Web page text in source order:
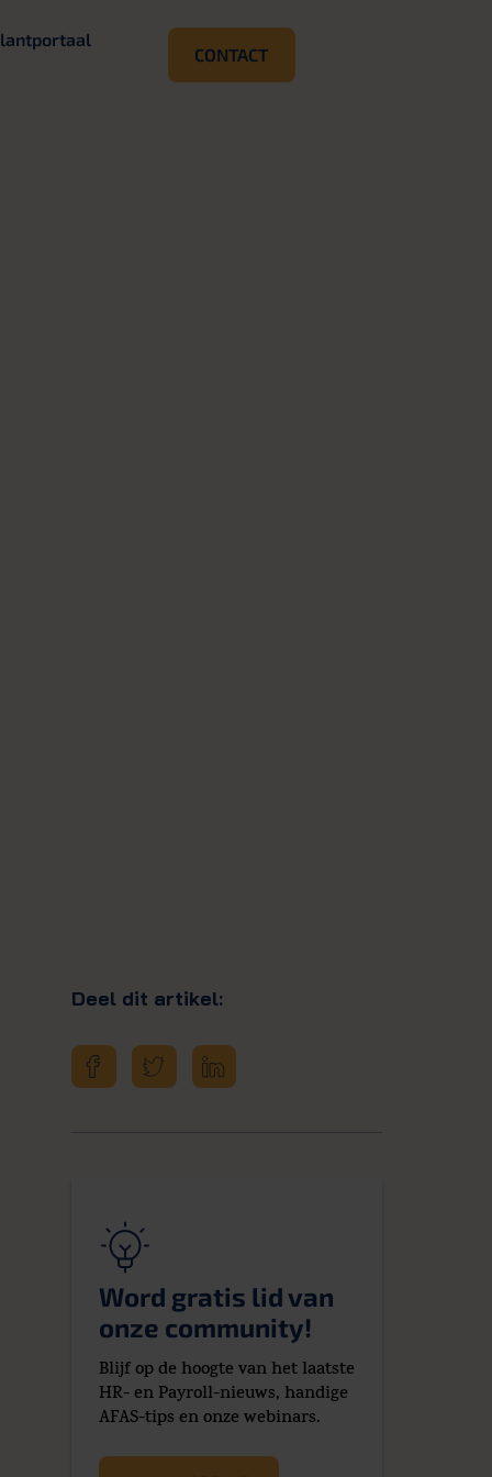
CONTACT
Deel dit artikel:
Word gratis lid van
onze community!
Blijf op de hoogte van het laatste
HR- en Payroll-nieuws, handige
AFAS-tips en onze webinars.